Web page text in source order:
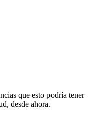
que esto podría tener
desde ahora.